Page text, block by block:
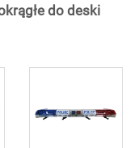
do deski